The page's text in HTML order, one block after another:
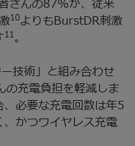
さんの87%が、従来
10よりもBurstDR刺激
11。
技術」と組み合わせ
充電負担を軽減しま
必要な充電回数は年5
かつワイヤレス充電